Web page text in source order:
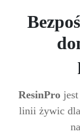
ResinPro
linii żywic